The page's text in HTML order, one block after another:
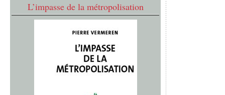
L’impasse de la métropolisation